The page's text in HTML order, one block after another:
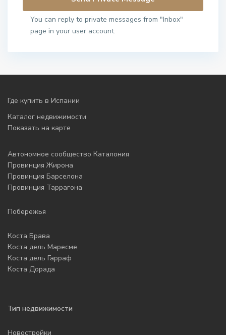
You can reply to private messages from "Inbox"
page in your user account.
Где купить в Испании
Каталог недвижимости
Показать на карте
Автономное сообщество Каталония
Провинция Жирона
Провинция Барселона
Провинция Таррагона
Побережья
Коста Брава
Коста дель Маресме
Коста дель Гарраф
Коста Дорада
Тип недвижимости
Новостройки